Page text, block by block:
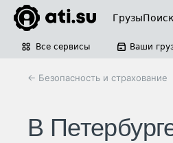
Грузы
Все сервисы Ваши
← Безопасность и страхование
В